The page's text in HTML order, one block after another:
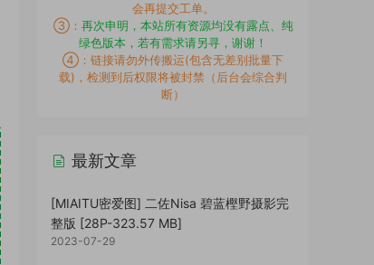
会再提交工单。
③： 再次申明，本站所有资源均没有露点、纯
绿色版本，若有需求请另寻，谢谢！
④：链接请勿外传搬运(包含无差别批量下
载)，检测到后权限将被封禁（后台会综合判
断）
最新文章
[MIAITU密爱图] 二佐Nisa 碧蓝樫野摄影完
整版 [28P-323.57 MB]
2023-07-29